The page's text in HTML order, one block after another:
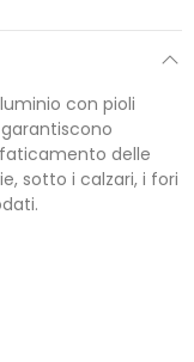
con pioli
delle
sotto i calzari, i fori